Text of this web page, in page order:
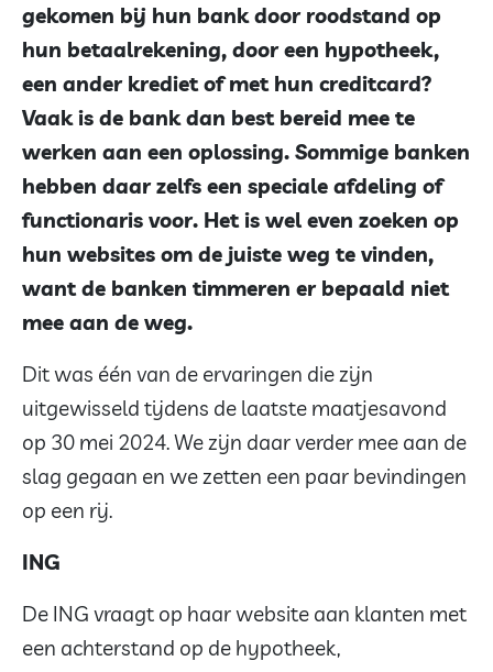
gekomen bij hun bank door roodstand op
hun betaalrekening, door een hypotheek,
een ander krediet of met hun creditcard?
Vaak is de bank dan best bereid mee te
werken aan een oplossing. Sommige banken
hebben daar zelfs een speciale afdeling of
functionaris voor. Het is wel even zoeken op
hun websites om de juiste weg te vinden,
want de banken timmeren er bepaald niet
mee aan de weg.
Dit was één van de ervaringen die zijn
uitgewisseld tijdens de laatste maatjesavond
op 30 mei 2024. We zijn daar verder mee aan de
slag gegaan en we zetten een paar bevindingen
op een rij.
ING
De ING vraagt op haar website aan klanten met
een achterstand op de hypotheek,